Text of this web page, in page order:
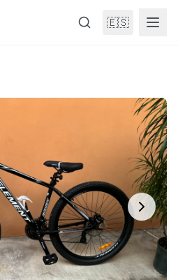
🇪🇸